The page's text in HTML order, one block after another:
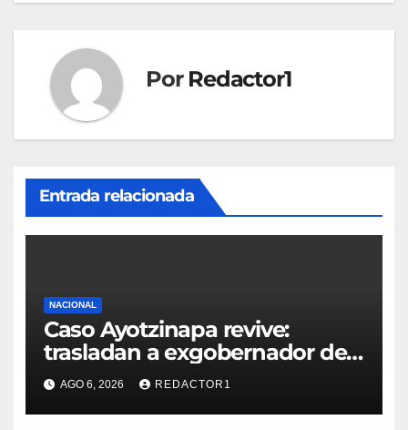
Por Redactor1
Entrada relacionada
NACIONAL
Caso Ayotzinapa revive:
trasladan a exgobernador de
Guerrero a prisión federal
AGO 6, 2026 REDACTOR1